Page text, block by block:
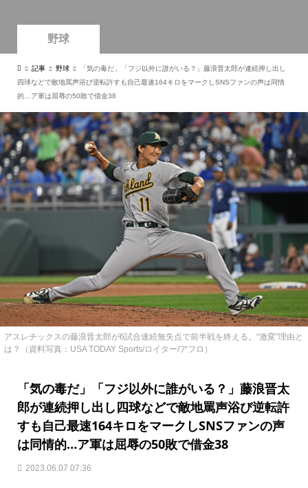
野球
記事 野球
「気の毒だ」「フジ以外に誰がいる？」藤浪晋太郎が連続押し出し
四球などで敵地罵声浴び逆転許すも自己最速164キロをマークしSNSファンの声は同情
的…ア軍は屈辱の50敗で借金38
アスレチックスの藤浪晋太郎が6試合連続無失点で前半戦を終える。“激変”理由と
は？（資料写真：USA TODAY Sports/ロイター/アフロ）
「気の毒だ」「フジ以外に誰がいる？」藤浪晋太
郎が連続押し出し四球などで敵地罵声浴び逆転許
すも自己最速164キロをマークしSNSファンの声
は同情的…ア軍は屈辱の50敗で借金38
2023.06.07 07:36